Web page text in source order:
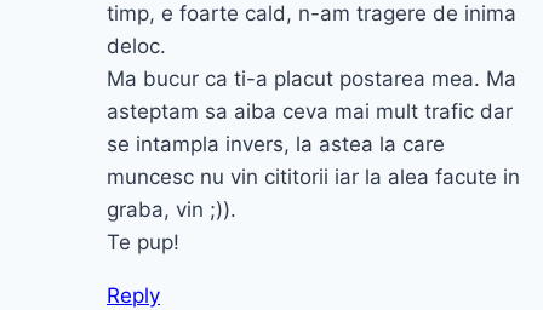
timp, e foarte cald, n-am tragere de inima
deloc.
Ma bucur ca ti-a placut postarea mea. Ma
asteptam sa aiba ceva mai mult trafic dar
se intampla invers, la astea la care
muncesc nu vin cititorii iar la alea facute in
graba, vin ;)).
Te pup!
Reply